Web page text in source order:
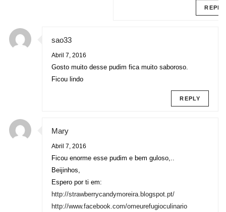
REPLY
sao33
Abril 7, 2016
Gosto muito desse pudim fica muito saboroso.
Ficou lindo
REPLY
Mary
Abril 7, 2016
Ficou enorme esse pudim e bem guloso,..
Beijinhos,
Espero por ti em:
http://strawberrycandymoreira.blogspot.pt/
http://www.facebook.com/omeurefugioculinario